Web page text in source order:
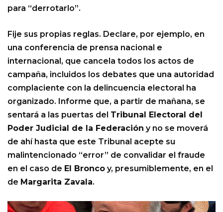
para “derrotarlo”.
Fije sus propias reglas. Declare, por ejemplo, en
una conferencia de prensa nacional e
internacional, que cancela todos los actos de
campaña, incluidos los debates que una autoridad
complaciente con la delincuencia electoral ha
organizado. Informe que, a partir de mañana, se
sentará a las puertas del Tribunal Electoral del
Poder Judicial de la Federación y no se moverá
de ahí hasta que este Tribunal acepte su
malintencionado “error” de convalidar el fraude
en el caso de El Bronco y, presumiblemente, en el
de Margarita Zavala.